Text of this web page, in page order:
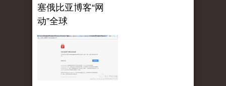
塞俄比亚博客“网
动”全球